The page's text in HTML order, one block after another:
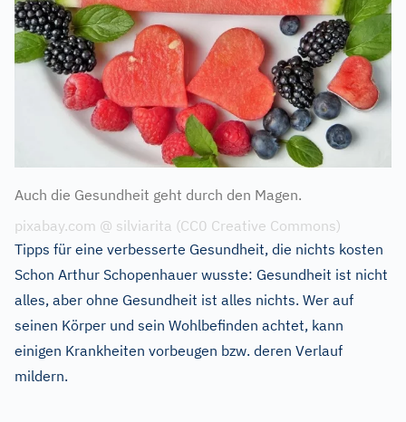
Auch die Gesundheit geht durch den Magen.
pixabay.com @ silviarita (CC0 Creative Commons)
Tipps für eine verbesserte Gesundheit, die nichts kosten
Schon Arthur Schopenhauer wusste: Gesundheit ist nicht
alles, aber ohne Gesundheit ist alles nichts. Wer auf
seinen Körper und sein Wohlbefinden achtet, kann
einigen Krankheiten vorbeugen bzw. deren Verlauf
mildern.